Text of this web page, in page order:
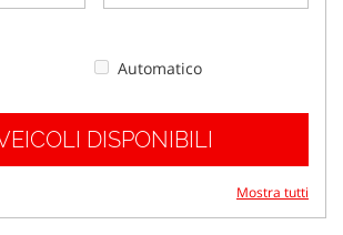
Automatico
DISPONIBILI
Mostra tutti